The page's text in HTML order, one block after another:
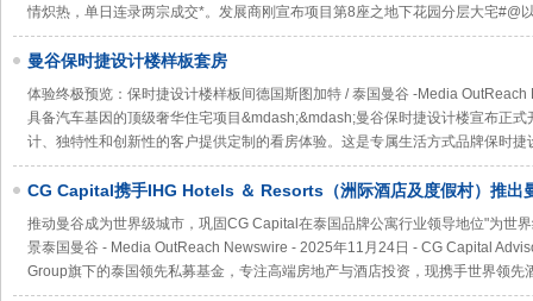
情炽热，单日连录两宗成交*。发展商刚宣布项目第8座之地下花园分层大宅#@
曼谷保时捷设计楼样板套房
体验终极预览：保时捷设计楼样板间德国斯图加特 / 泰国曼谷 -Media
具备汽车基因的顶级奢华住宅项目&mdash;&mdash;曼谷保时捷设计楼宣布正
计、独特性和创新性的客户提供定制的看房体验。这是专属生活方式品牌保时捷
CG Capital携手IHG Hotels ＆ Resorts（洲际酒店及度假村）推出
（InterContinental Residences Bangkok Asoke）——Sukhumvit
推动曼谷成为世界级城市，巩固CG Capital在泰国品牌公寓行业领导地位"为世
景泰国曼谷 - Media OutReach Newswire - 2025年11月24日 - CG Capital
Group旗下的泰国领先私募基金，专注高端房地产与酒店投资，现携手世界领先